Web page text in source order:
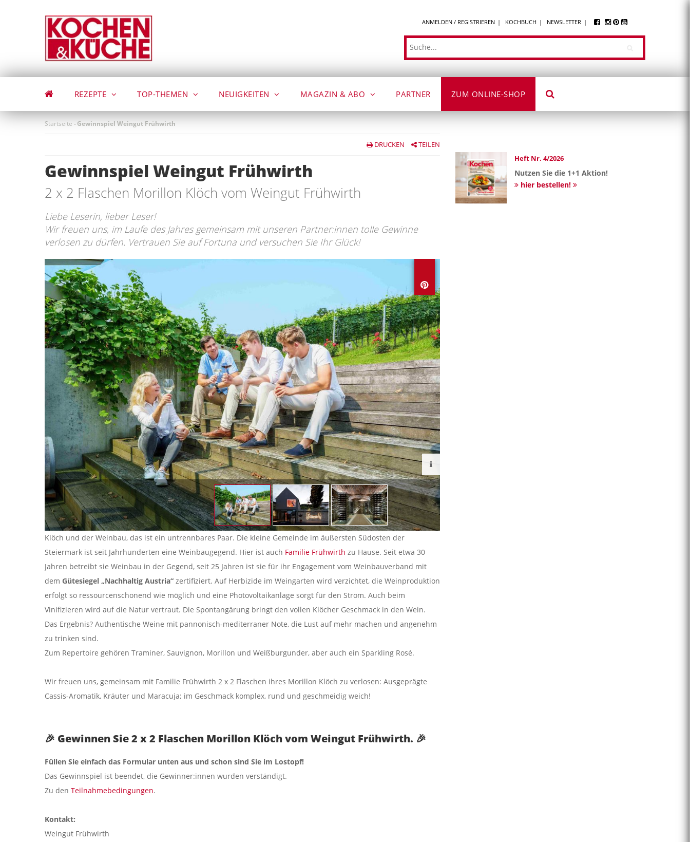
ANMELDEN / REGISTRIEREN KOCHBUCH NEWSLETTER
Suche
REZEPTE TOP-THEMEN NEUIGKEITEN MAGAZIN & ABO PARTNER ZUM ONLINE-SHOP
Startseite -Gewinnspiel Weingut Frühwirth
DRUCKEN TEILEN
Gewinnspiel Weingut Frühwirth
2 x 2 Flaschen Morillon Klöch vom Weingut Frühwirth
Liebe Leserin, lieber Leser!
Wir freuen uns, im Laufe des Jahres gemeinsam mit unseren Partner:innen tolle Gewinne
verlosen zu dürfen. Vertrauen Sie auf Fortuna und versuchen Sie Ihr Glück!
Klöch und der Weinbau, das ist ein untrennbares Paar. Die kleine Gemeinde im äußersten Südosten der
Steiermark ist seit Jahrhunderten eine Weinbaugegend. Hier ist auch Familie Frühwirth zu Hause. Seit etwa 30
Jahren betreibt sie Weinbau in der Gegend, seit 25 Jahren ist sie für ihr Engagement vom Weinbauverband mit
dem Gütesiegel „Nachhaltig Austria“ zertifiziert. Auf Herbizide im Weingarten wird verzichtet, die Weinproduktion
erfolgt so ressourcenschonend wie möglich und eine Photovoltaikanlage sorgt für den Strom. Auch beim
Vinifizieren wird auf die Natur vertraut. Die Spontangärung bringt den vollen Klöcher Geschmack in den Wein.
Das Ergebnis? Authentische Weine mit pannonisch-mediterraner Note, die Lust auf mehr machen und angenehm
zu trinken sind.
Zum Repertoire gehören Traminer, Sauvignon, Morillon und Weißburgunder, aber auch ein Sparkling Rosé.
Wir freuen uns, gemeinsam mit Familie Frühwirth 2 x 2 Flaschen ihres Morillon Klöch zu verlosen: Ausgeprägte
Cassis-Aromatik, Kräuter und Maracuja; im Geschmack komplex, rund und geschmeidig weich!
🎉 Gewinnen Sie 2 x 2 Flaschen Morillon Klöch vom Weingut Frühwirth. 🎉
Füllen Sie einfach das Formular unten aus und schon sind Sie im Lostopf!
Das Gewinnspiel ist beendet, die Gewinner:innen wurden verständigt.
Zu den Teilnahmebedingungen.
Kontakt:
Weingut Frühwirth
Heft Nr. 4/2026
Nutzen Sie die 1+1 Aktion!
hier bestellen!